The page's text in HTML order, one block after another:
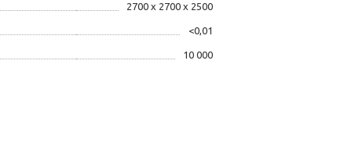
2700 х 2700 х 2500
<0,01
10 000